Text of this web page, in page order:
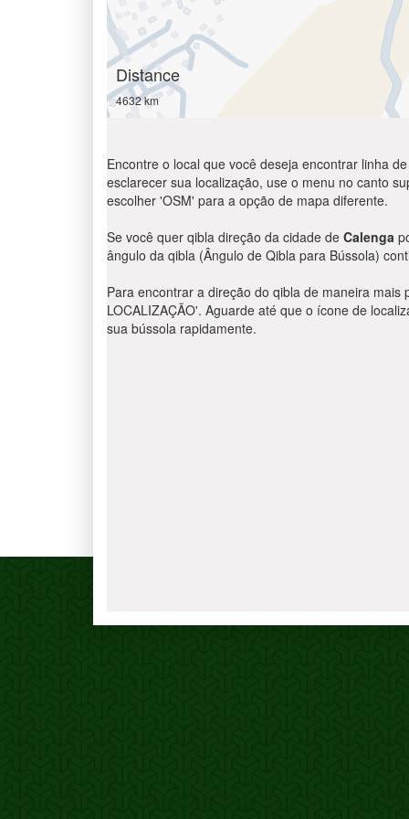
Distance
4632 km
Encontre o local que você deseja encontrar linha
esclarecer sua localização, use o menu no canto
escolher 'OSM' para a opção de mapa diferente.
Se você quer qibla direção da cidade de Calenga
ângulo da qibla (Ângulo de Qibla para Bússola)
Para encontrar a direção do qibla de maneira
LOCALIZAÇÃO'. Aguarde até que o ícone de
sua bússola rapidamente.